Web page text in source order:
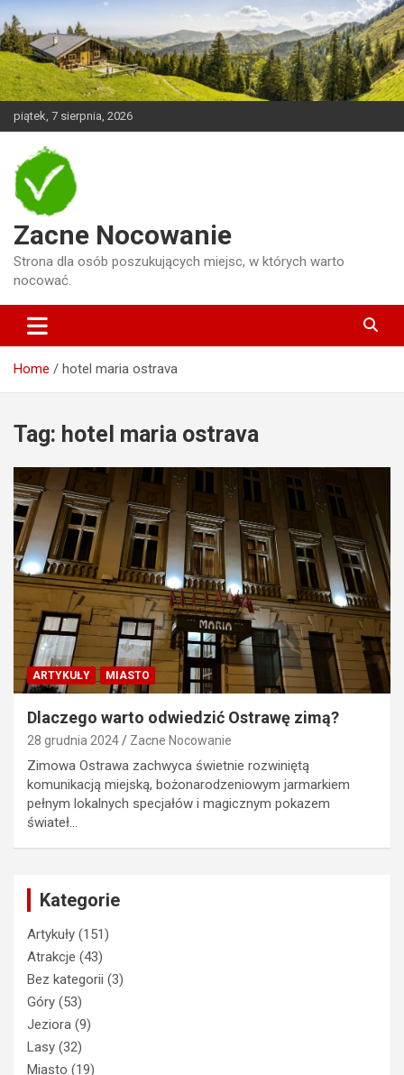
Skip
to
content
piątek, 7 sierpnia, 2026
Zacne Nocowanie
Strona dla osób poszukujących miejsc, w których warto
nocować.
Home hotel maria ostrava
Tag: hotel maria ostrava
ARTYKUŁY MIASTO
Dlaczego warto odwiedzić Ostrawę zimą?
28 grudnia 2024 Zacne Nocowanie
Zimowa Ostrawa zachwyca świetnie rozwiniętą
komunikacją miejską, bożonarodzeniowym jarmarkiem
pełnym lokalnych specjałów i magicznym pokazem
świateł…
Kategorie
Artykuły (151)
Atrakcje (43)
Bez kategorii (3)
Góry (53)
Jeziora (9)
Lasy (32)
Miasto (19)